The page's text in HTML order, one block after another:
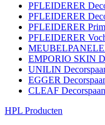
PFLEIDERER
PFLEIDERER
PFLEIDERER
PFLEIDERER
EMPORIO SKIN
UNILIN
EGGER
CLEAF Decorspaan
HPL Producten